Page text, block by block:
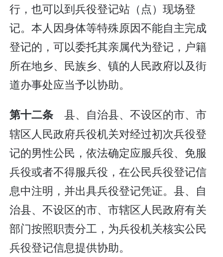
行，也可以到兵役登记站（点）现场登
记。本人因身体等特殊原因不能自主完成
登记的，可以委托其亲属代为登记，户籍
所在地乡、民族乡、镇的人民政府以及街
道办事处应当予以协助。
第十二条 县、自治县、不设区的市、市
辖区人民政府兵役机关对经过初次兵役登
记的男性公民，依法确定应服兵役、免服
兵役或者不得服兵役，在公民兵役登记信
息中注明，并出具兵役登记凭证。县、自
治县、不设区的市、市辖区人民政府有关
部门按照职责分工，为兵役机关核实公民
兵役登记信息提供协助。